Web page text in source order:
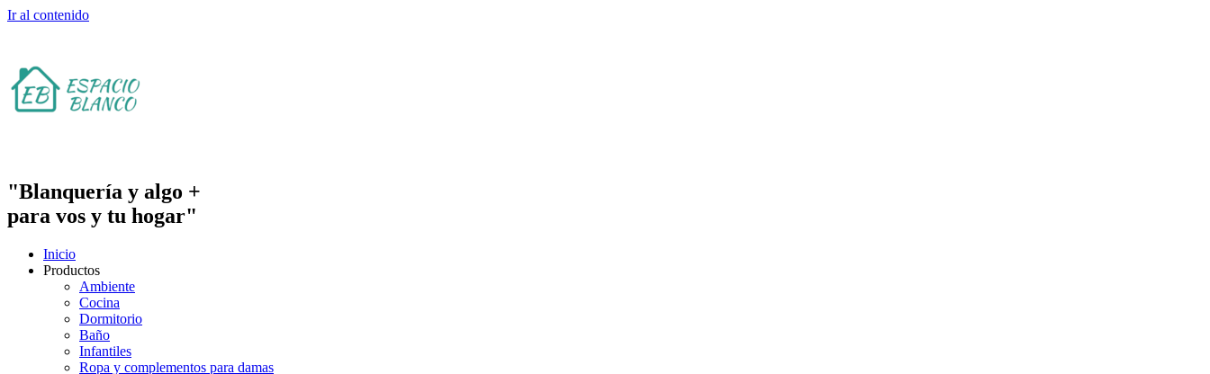
Ir al contenido
"Blanquería y algo +
para vos y tu hogar"
Inicio
Productos
Ambiente
Cocina
Dormitorio
Baño
Infantiles
Ropa y complementos para damas